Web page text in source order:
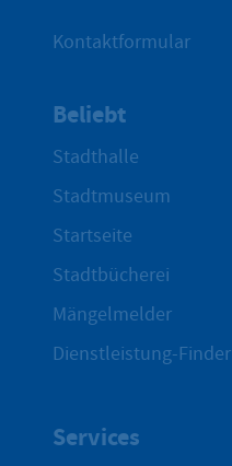
Kontaktformular
Beliebt
Stadthalle
Stadtmuseum
Startseite
Stadtbücherei
Mängelmelder
Dienstleistung-Finder
Services